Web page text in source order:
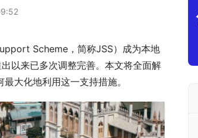
Scheme，简称JSS）成为本地
以来已多次调整完善。本文将全面解
大化地利用这一支持措施。